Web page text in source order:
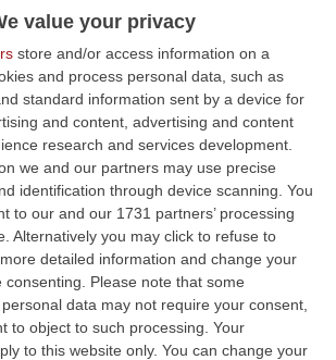
value your privacy
store and/or access information on a
and process personal data, such as
standard information sent by a device for
and content, advertising and content
research and services development.
we and our partners may use precise
identification through device scanning. You
to our and our 1731 partners’ processing
Alternatively you may click to refuse to
detailed information and change your
Please note that some
data may not require your consent,
to object to such processing. Your
to this website only. You can change your
In Visita Alla Mediterranea: «Qui La
Valuteremo La Domanda»
ministra dell’Università e della ricerca Anna Maria
la Mediterranea di Reggio Calabria, accompa…
Strade Vibonesi, Le Vite Spezzate Di
Una Provincia Sotto Shock
aveva 27 anni, Andrea solo 23. Due giovani vite
sconvolte in una drammatica scia di san…
Speranza “il Brasiliano”, I Dubbi Sul
Delle Riunioni